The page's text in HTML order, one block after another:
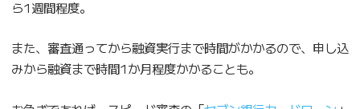
ら1週間程度。
また、審査通ってから融資実行まで時間がかかるので、申し込
みから融資まで時間1か月程度かかることも。